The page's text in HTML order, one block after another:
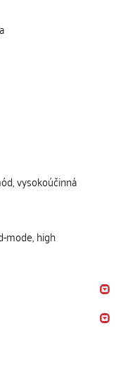
vysokoúčinná
mode, high